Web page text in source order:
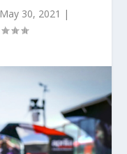
May 30, 2021 |